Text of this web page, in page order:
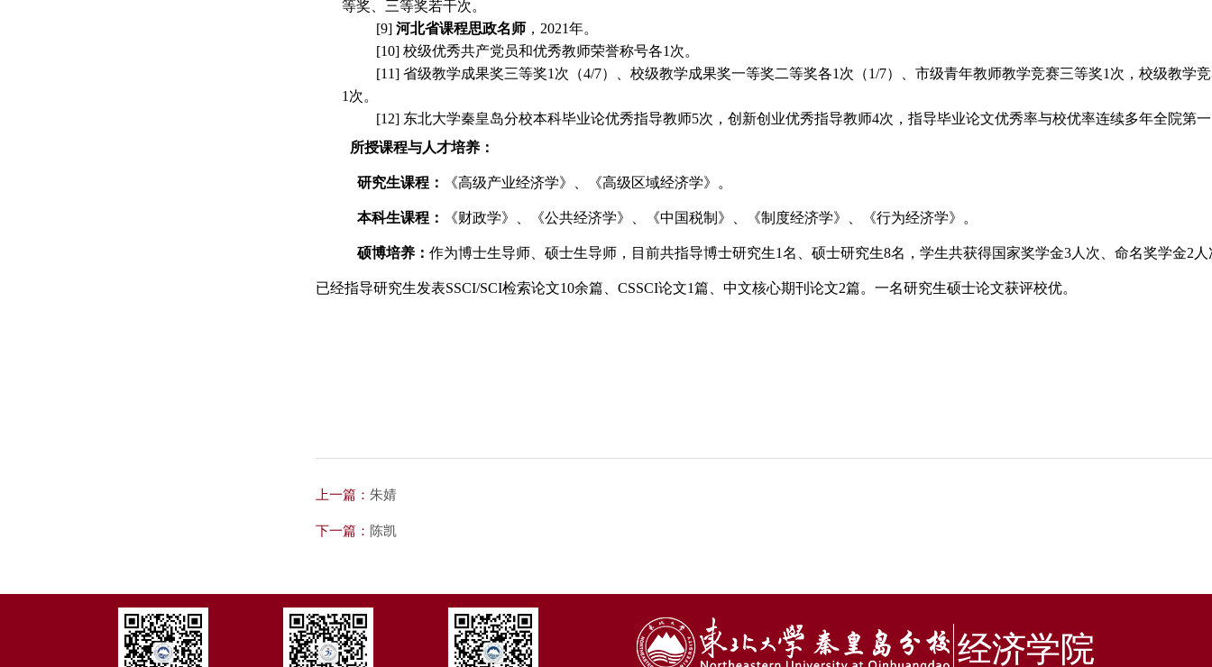
等奖
三等奖若干次。
[9] 河北省课程思政名师 ， 2021年。
[10] 校级优秀共产党员和优秀教师荣誉称号各1 次。
[11] 省级教学成果奖三等奖1 次（4/7）、校级教学成果奖一等奖二等奖各1 次（1/7）、市级青年教师教学竞赛三等奖1 次，校级教学
1 次。
[12] 东北大学秦皇岛分校本科毕业论优秀指导教师5次，创新创业优秀指导教师4次，指导毕业论文优秀率与校优率连续多年全院第
所授课程与人才培养：
研究生课程： 《高级产业经济学》、《高级区域经济学》。
本科生课程： 《财政学》、《公共经济学》、《中国税制》、《制度经济学》、《行为经济学》。
硕博培养： 作为博士生导师、硕士生导师，目前共指导博士研究生1名、硕士研究生8名，学生共获得国家奖学金3人次、命名奖学金2
已经指导研究生发表SSCI/SCI检索论文10余篇、CSSCI论文1篇、中文核心期刊论文2篇。一名研究生硕士论文获评校优。
上一篇： 朱婧
下一篇： 陈凯